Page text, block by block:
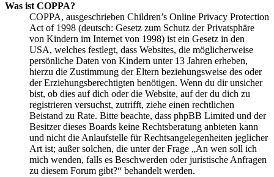
Was ist COPPA?
COPPA, ausgeschrieben Children’s Online Privacy Protection
Act of 1998 (deutsch: Gesetz zum Schutz der Privatsphäre
von Kindern im Internet von 1998) ist ein Gesetz in den
USA, welches festlegt, dass Websites, die möglicherweise
persönliche Daten von Kindern unter 13 Jahren erheben,
hierzu die Zustimmung der Eltern beziehungsweise des oder
der Erziehungsberechtigten benötigen. Wenn du dir unsicher
bist, ob dies auf dich oder die Website, auf der du dich zu
registrieren versuchst, zutrifft, ziehe einen rechtlichen
Beistand zu Rate. Bitte beachte, dass phpBB Limited und der
Besitzer dieses Boards keine Rechtsberatung anbieten kann
und nicht die Anlaufstelle für Rechtsangelegenheiten jeglicher
Art ist; außer solchen, die unter der Frage „An wen soll ich
mich wenden, falls es Beschwerden oder juristische Anfragen
zu diesem Forum gibt?“ behandelt werden.